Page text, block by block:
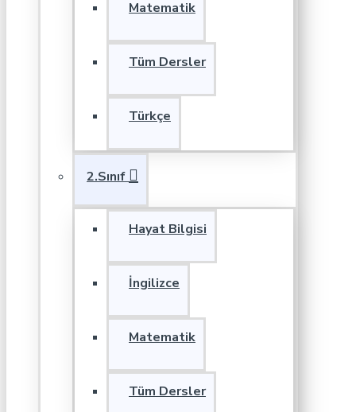
Matematik
Tüm Dersler
Türkçe
2.Sınıf
Hayat Bilgisi
İngilizce
Matematik
Tüm Dersler